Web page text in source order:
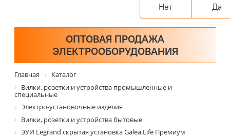
Персональный раздел
ОПТОВАЯ ПРОДАЖА
ЭЛЕКТРООБОРУДОВАНИЯ
Главная
Каталог
Вилки, розетки и устройства промышленные и
специальные
Электро-установочные изделия
Вилки, розетки и устройства бытовые
ЭУИ Legrand скрытая установка Galea Life Премиум
Нет Да